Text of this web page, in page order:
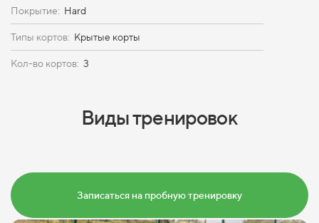
Покрытие: Hard
Типы кортов: Крытые корты
Кол-во кортов: 3
Виды тренировок
Записаться на пробную тренировку